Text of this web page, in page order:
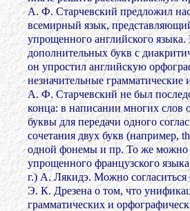
А. Ф. Старчевский предложил
всемирный язык,
упрощенного английского языка.
дополнительных букв с
он упростил английскую
незначительные грамматические
А. Ф. Старчевский не был
конца: в написании многих слов
буквы для передачи одного
сочетания двух букв (например,
одной фонемы и пр. То же можно
упрощенного французского
г.) А. Лякидэ. Можно
Э. К. Дрезена о том, что
грамматических и